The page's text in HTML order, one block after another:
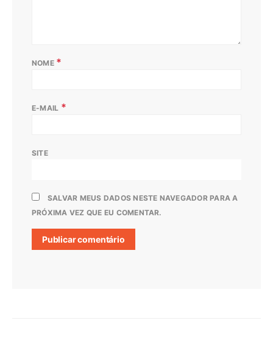
NOME *
E-MAIL *
SITE
SALVAR MEUS DADOS NESTE NAVEGADOR PARA A
PRÓXIMA VEZ QUE EU COMENTAR.